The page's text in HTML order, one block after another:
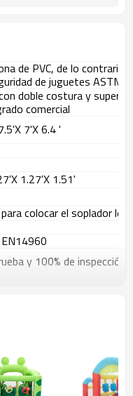
de PVC, de lo
de juguetes ASTM
doble costura y
comercial
7'X 6.4 '
'X 1.27'X 1.51'
colocar el soplador
y 100% de inspección
Shanghai puerto China